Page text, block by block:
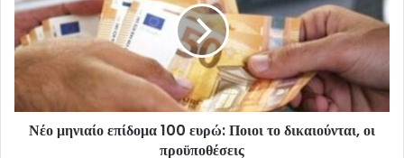
Νέο μηνιαίο επίδομα 100 ευρώ: Ποιοι το δικαιούνται, οι
προϋποθέσεις